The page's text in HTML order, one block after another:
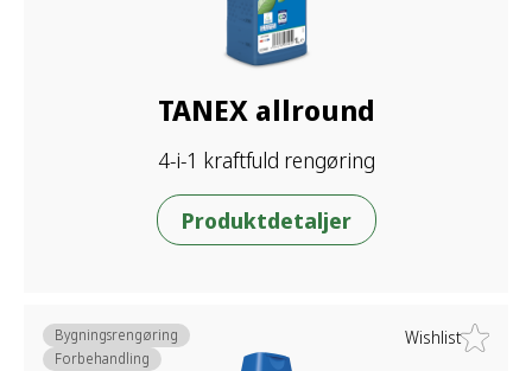
TANEX allround
4-i-1 kraftfuld rengøring
Produktdetaljer
Wishlist
Bygningsrengøring
Forbehandling